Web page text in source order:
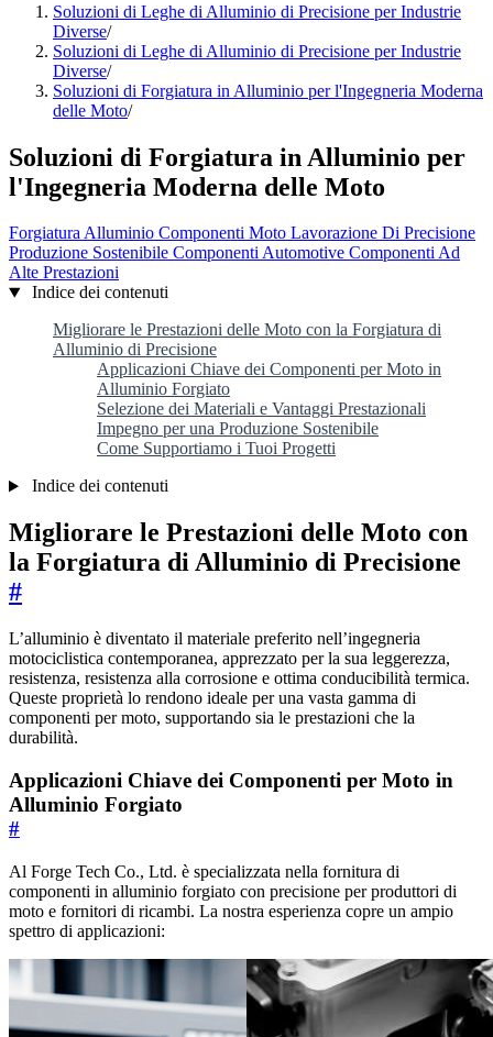
Soluzioni di Leghe di Alluminio di Precisione per Industrie
Diverse/
Soluzioni di Leghe di Alluminio di Precisione per Industrie
Diverse/
Soluzioni di Forgiatura in Alluminio per l'Ingegneria Moderna
delle Moto/
Soluzioni di Forgiatura in Alluminio per
l'Ingegneria Moderna delle Moto
Forgiatura Alluminio Componenti Moto Lavorazione Di Precisione
Produzione Sostenibile Componenti Automotive Componenti Ad
Alte Prestazioni
Indice dei contenuti
Migliorare le Prestazioni delle Moto con la Forgiatura di
Alluminio di Precisione
Applicazioni Chiave dei Componenti per Moto in
Alluminio Forgiato
Selezione dei Materiali e Vantaggi Prestazionali
Impegno per una Produzione Sostenibile
Come Supportiamo i Tuoi Progetti
Indice dei contenuti
Migliorare le Prestazioni delle Moto con
la Forgiatura di Alluminio di Precisione
#
L’alluminio è diventato il materiale preferito nell’ingegneria
motociclistica contemporanea, apprezzato per la sua leggerezza,
resistenza, resistenza alla corrosione e ottima conducibilità termica.
Queste proprietà lo rendono ideale per una vasta gamma di
componenti per moto, supportando sia le prestazioni che la
durabilità.
Applicazioni Chiave dei Componenti per Moto in
Alluminio Forgiato
#
Al Forge Tech Co., Ltd. è specializzata nella fornitura di
componenti in alluminio forgiato con precisione per produttori di
moto e fornitori di ricambi. La nostra esperienza copre un ampio
spettro di applicazioni: